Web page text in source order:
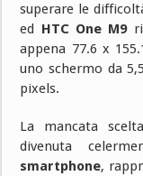
superare le
ed HTC One M9
appena 77.6 x
uno schermo da
pixels.
La mancata
divenuta
smartphone,